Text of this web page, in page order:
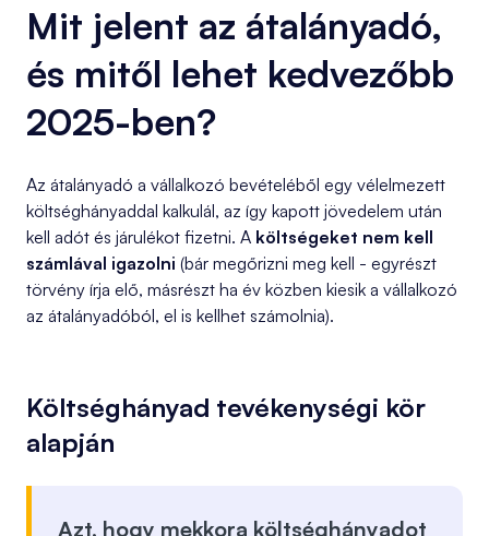
Mit jelent az átalányadó,
és mitől lehet kedvezőbb
2025-ben?
Az átalányadó a vállalkozó bevételéből egy vélelmezett
költséghányaddal kalkulál, az így kapott jövedelem után
kell adót és járulékot fizetni. A költségeket nem kell
számlával igazolni (bár megőrizni meg kell - egyrészt
törvény írja elő, másrészt ha év közben kiesik a vállalkozó
az átalányadóból, el is kellhet számolnia).
Költséghányad tevékenységi kör
alapján
Azt, hogy mekkora költséghányadot